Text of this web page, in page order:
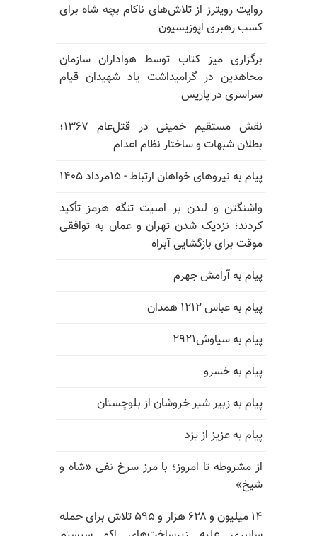
روایت رویترز از تلاش‌های ناکام بچه شاه برای
کسب رهبری اپوزیسیون
برگزاری میز کتاب توسط هواداران سازمان
مجاهدین در گرامیداشت یاد شهیدان قیام
سراسری در پاریس
نقش مستقیم خمینی در قتل‌عام ۱۳۶۷؛
بطلان شبهات و ساختار نظام اعدام
پیام به نیروهای خواهان ارتباط - ۱۵مرداد ۱۴۰۵
واشنگتن و لندن بر امنیت تنگه هرمز تأکید
کردند؛ نزدیک شدن تهران و عمان به توافقی
موقت برای بازگشایی آبراه
پیام به آرامش جهرم
پیام به عباس ۱۲۱۲ همدان
پیام به سیاوش۲۹۲۱
پیام به خسرو
پیام به زبیر شیر خروشان از بلوچستان
پیام به عزیز از یزد
از مشروطه تا امروز؛ با مرز سرخ نفی «شاه و
شیخ»
۱۴ میلیون و ۶۲۸ هزار و ۵۹۵ تلاش برای حمله